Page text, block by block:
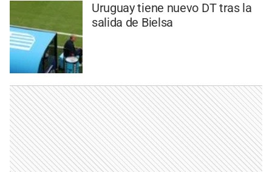
Uruguay tiene nuevo DT tras la
salida de Bielsa